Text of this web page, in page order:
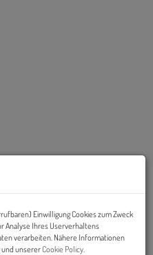
Einwilligung Cookies zum Zweck
Analyse Ihres Userverhaltens
verarbeiten. Nähere Informationen
und unsererCookie Policy